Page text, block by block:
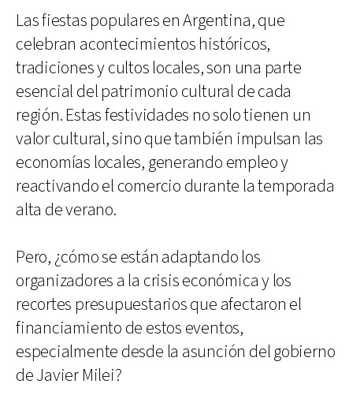
Las fiestas populares en Argentina, que
celebran acontecimientos históricos,
tradiciones y cultos locales, son una parte
esencial del patrimonio cultural de cada
región. Estas festividades no solo tienen un
valor cultural, sino que también impulsan las
economías locales, generando empleo y
reactivando el comercio durante la temporada
alta de verano.
Pero, ¿cómo se están adaptando los
organizadores a la crisis económica y los
recortes presupuestarios que afectaron el
financiamiento de estos eventos,
especialmente desde la asunción del gobierno
de Javier Milei?